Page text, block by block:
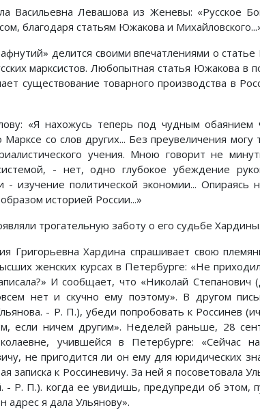
Васильевна Левашова из Женевы: «Русское
благодаря статьям Южакова и
делится своими впечатлениями о статье
марксистов. Любопытная статья Южакова в
существование товарного производства в
«Я нахожусь теперь под чудным обаянием
со слов других... Без преувеличения могу
учения. Мною говорит не
- нет, одно глубокое убеждение
изучение политической экономии... Опираясь
историей России...»
трогательную заботу о его судьбе Хардины.
Григорьевна Хардина спрашивает свою
женских курсах в Петербурге: «Не
И сообщает, что «Николай Степанович
нет и скучно ему поэтому». В другом
- Р. П.), убеди попробовать к Россинев
если ничем другим». Неделей раньше, 28
учившейся в Петербурге: «Сейчас
не пригодится ли он ему для юридических
записка к Россиневичу. За ней я посоветовала
Р. П.). когда ее увидишь, предупреди об этом,
адрес я дала Ульянову».